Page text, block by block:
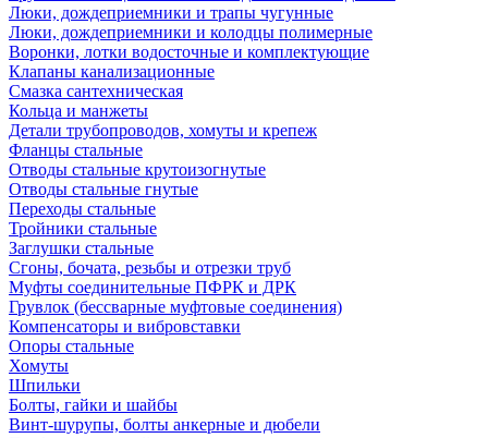
Люки, дождеприемники и трапы чугунные
Люки, дождеприемники и колодцы полимерные
Воронки, лотки водосточные и комплектующие
Клапаны канализационные
Смазка сантехническая
Кольца и манжеты
Детали трубопроводов, хомуты и крепеж
Фланцы стальные
Отводы стальные крутоизогнутые
Отводы стальные гнутые
Переходы стальные
Тройники стальные
Заглушки стальные
Сгоны, бочата, резьбы и отрезки труб
Муфты соединительные ПФРК и ДРК
Грувлок (бессварные муфтовые соединения)
Компенсаторы и вибровставки
Опоры стальные
Хомуты
Шпильки
Болты, гайки и шайбы
Винт-шурупы, болты анкерные и дюбели